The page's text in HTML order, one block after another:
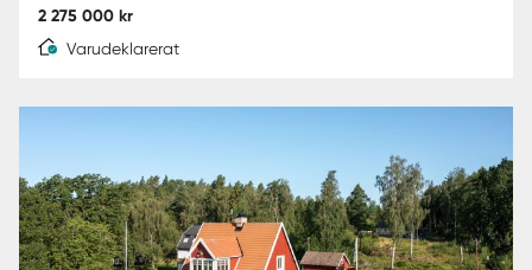
2 275 000 kr
Varudeklarerat